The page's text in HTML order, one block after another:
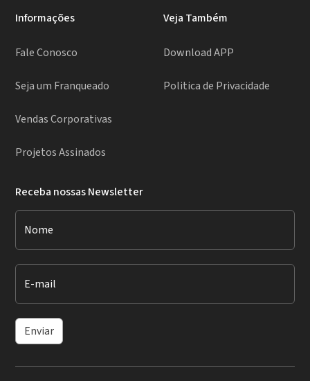
Informações
Fale Conosco
Seja um Franqueado
Vendas Corporativas
Projetos Assinados
Veja Também
Download APP
Politica de Privacidade
Receba nossas Newsletter
Nome
E-mail
Enviar